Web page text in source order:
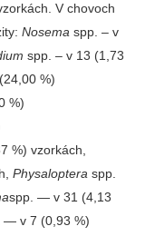
V chovoch
Nosemaspp. – v
spp. – v 13 (1,73
%)
%)
%) vzorkách,
Physalopteraspp.
spp. — v 31 (4,13
— v 7 (0,93 %)